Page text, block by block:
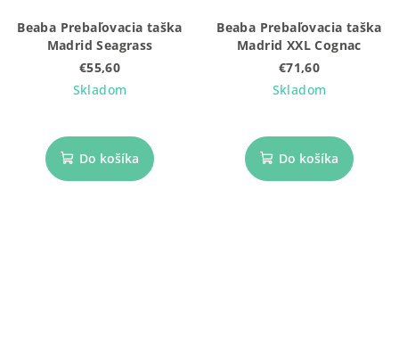
Beaba Prebaľovacia taška
Madrid Seagrass
€55,60
Skladom
Do košíka
Beaba Prebaľovacia taška
Madrid XXL Cognac
€71,60
Skladom
Do košíka